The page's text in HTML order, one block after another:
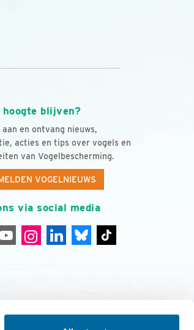
hoogte blijven?
aan en ontvang nieuws,
acties en tips over vogels en
van Vogelbescherming.
VOGELNIEUWS
via social media